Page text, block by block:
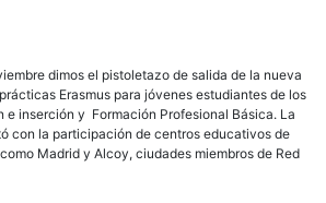
dimos el pistoletazo de salida de la nueva
Erasmus para jóvenes estudiantes de los
e inserción y Formación Profesional Básica. La
con la participación de centros educativos de
Madrid y Alcoy, ciudades miembros de Red